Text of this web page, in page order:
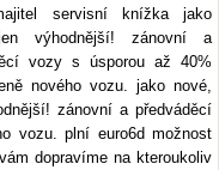
servisní knížka jako
výhodnější! zánovní a
vozy s úsporou až 40%
nového vozu. jako nové,
zánovní a předváděcí
vozu. plní euro6d možnost
dopravíme na kteroukoliv